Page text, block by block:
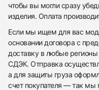
чтобы вы могли сразу
изделия. Оплата
Если мы ищем для вас
основании договора с
доставку в любые
СДЭК. Отправка
а для защиты груза
счет покупателя — так мы